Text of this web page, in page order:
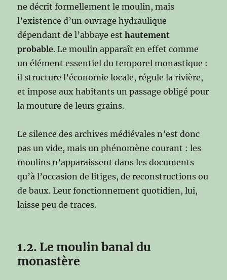
ne décrit formellement le moulin, mais
l’existence d’un ouvrage hydraulique
dépendant de l’abbaye esthautement
probable. Le moulin apparaît en effet comme
un élément essentiel du temporel monastique :
il structure l’économie locale, régule la rivière,
et impose aux habitants un passage obligé pour
la mouture de leurs grains.
Le silence des archives médiévales n’est donc
pas un vide, mais un phénomène courant : les
moulins n’apparaissent dans les documents
qu’à l’occasion de litiges, de reconstructions ou
de baux. Leur fonctionnement quotidien, lui,
laisse peu de traces.
1.2. Le moulin banal du
monastère